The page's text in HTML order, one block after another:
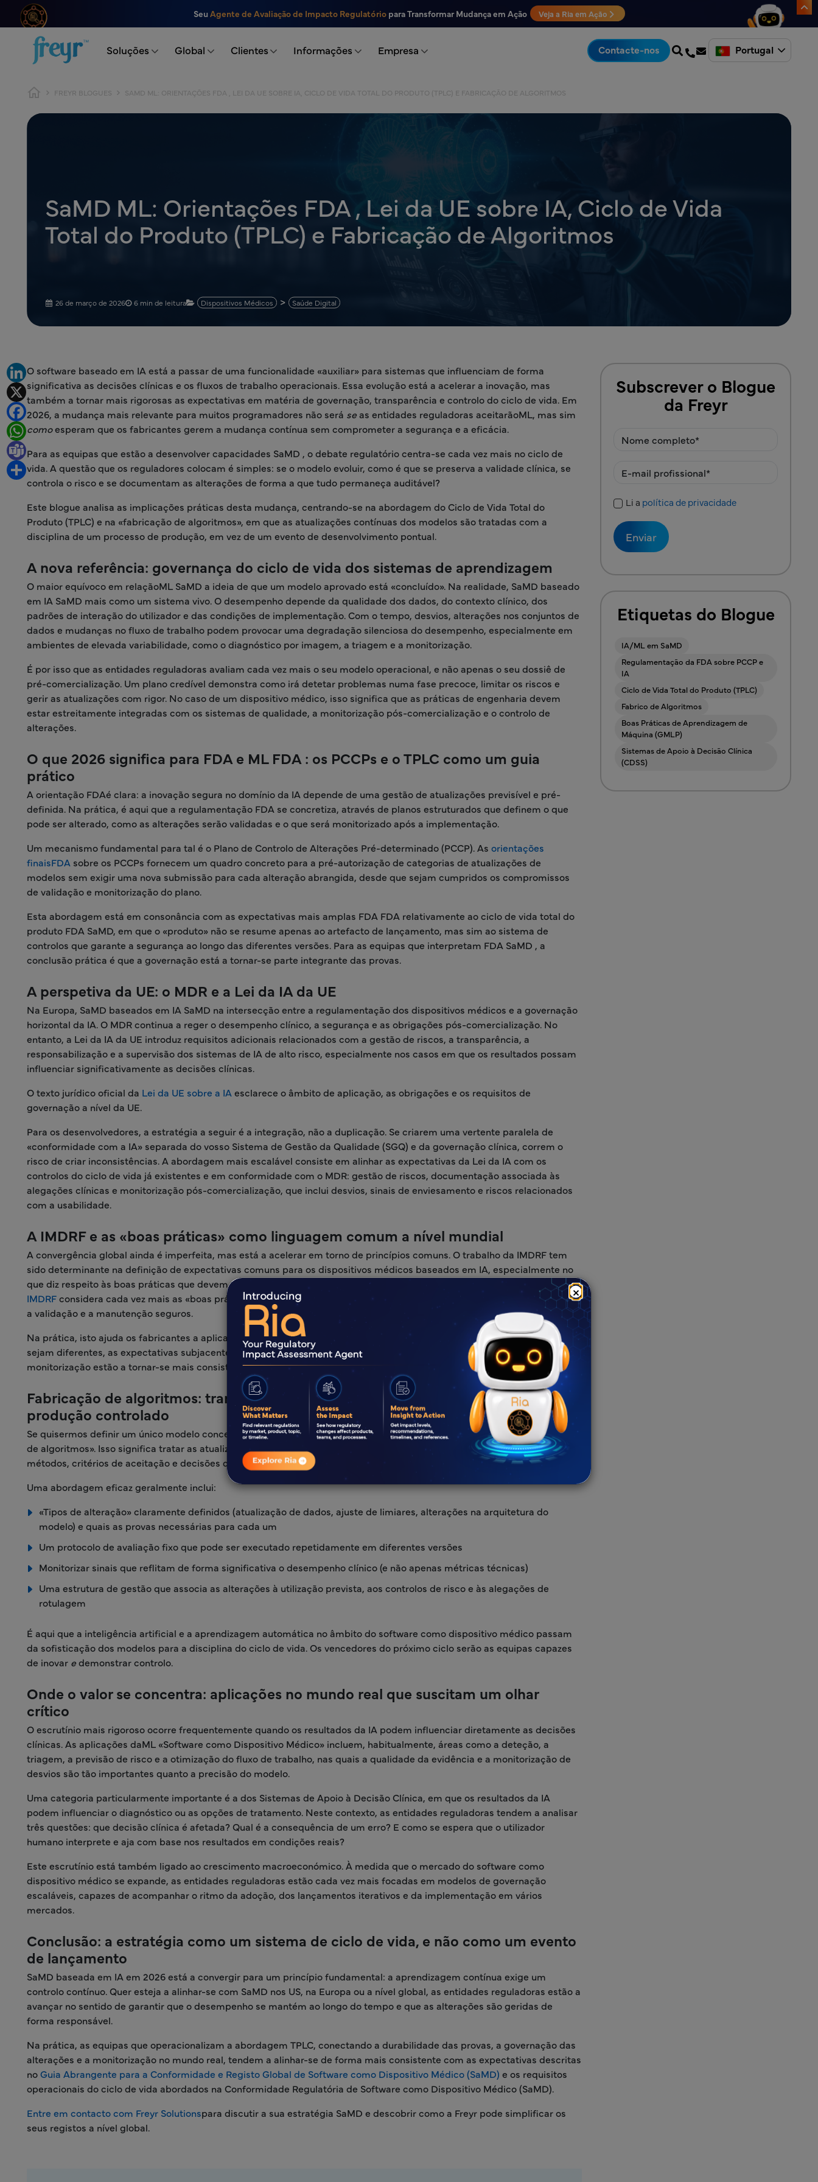
Saltar para o conteúdo principal
×
SeuAgente de Avaliação de Impacto Regulatóriopara Transformar Mudança em Ação Veja a Ria em Ação
Soluções Global Clientes Informações Empresa Contacte-nos Portugal
26 de março de 2026 6 min de leitura Dispositivos Médicos Saúde Digital
Caminho de navegação
FREYR BLOGUES SAMD ML: ORIENTAÇÕES FDA , LEI DA UE SOBRE IA, CICLO DE VIDA TOTAL DO PRODUTO (TPLC) E FABRICAÇÃO DE ALGORITMOS
SaMD ML: Orientações FDA , Lei da UE sobre IA, Ciclo de Vida
Total do Produto (TPLC) e Fabricação de Algoritmos
LinkedIn
X
Facebook
WhatsApp
Teams
Share
O software baseado em IA está a passar de uma funcionalidade «auxiliar» para sistemas que influenciam de forma
significativa as decisões clínicas e os fluxos de trabalho operacionais. Essa evolução está a acelerar a inovação, mas
também a tornar mais rigorosas as expectativas em matéria de governação, transparência e controlo do ciclo de vida. Em
2026, a mudança mais relevante para muitos programadores não será seas entidades reguladoras aceitarãoML, mas sim
comoesperam que os fabricantes gerem a mudança contínua sem comprometer a segurança e a eficácia.
Para as equipas que estão a desenvolver capacidades SaMD , o debate regulatório centra-se cada vez mais no ciclo de
vida. A questão que os reguladores colocam é simples: se o modelo evoluir, como é que se preserva a validade clínica, se
controla o risco e se documentam as alterações de forma a que tudo permaneça auditável?
Este blogue analisa as implicações práticas desta mudança, centrando-se na abordagem do Ciclo de Vida Total do
Produto (TPLC) e na «fabricação de algoritmos», em que as atualizações contínuas dos modelos são tratadas com a
disciplina de um processo de produção, em vez de um evento de desenvolvimento pontual.
A nova referência: governança do ciclo de vida dos sistemas de aprendizagem
O maior equívoco em relaçãoML SaMD a ideia de que um modelo aprovado está «concluído». Na realidade, SaMD baseado
em IA SaMD mais como um sistema vivo. O desempenho depende da qualidade dos dados, do contexto clínico, dos
padrões de interação do utilizador e das condições de implementação. Com o tempo, desvios, alterações nos conjuntos de
dados e mudanças no fluxo de trabalho podem provocar uma degradação silenciosa do desempenho, especialmente em
ambientes de elevada variabilidade, como o diagnóstico por imagem, a triagem e a monitorização.
É por isso que as entidades reguladoras avaliam cada vez mais o seu modelo operacional, e não apenas o seu dossiê de
pré-comercialização. Um plano credível demonstra como irá detetar problemas numa fase precoce, limitar os riscos e
gerir as atualizações com rigor. No caso de um dispositivo médico, isso significa que as práticas de engenharia devem
estar estreitamente integradas com os sistemas de qualidade, a monitorização pós-comercialização e o controlo de
alterações.
O que 2026 significa para FDA e ML FDA : os PCCPs e o TPLC como um guia
prático
A orientação FDAé clara: a inovação segura no domínio da IA depende de uma gestão de atualizações previsível e pré-
definida. Na prática, é aqui que a regulamentação FDA se concretiza, através de planos estruturados que definem o que
pode ser alterado, como as alterações serão validadas e o que será monitorizado após a implementação.
Um mecanismo fundamental para tal é o Plano de Controlo de Alterações Pré-determinado (PCCP). As orientações
finaisFDA sobre os PCCPs fornecem um quadro concreto para a pré-autorização de categorias de atualizações de
modelos sem exigir uma nova submissão para cada alteração abrangida, desde que sejam cumpridos os compromissos
de validação e monitorização do plano.
Esta abordagem está em consonância com as expectativas mais amplas FDA FDA relativamente ao ciclo de vida total do
produto FDA SaMD, em que o «produto» não se resume apenas ao artefacto de lançamento, mas sim ao sistema de
controlos que garante a segurança ao longo das diferentes versões. Para as equipas que interpretam FDA SaMD , a
conclusão prática é que a governação está a tornar-se parte integrante das provas.
A perspetiva da UE: o MDR e a Lei da IA da UE
Na Europa, SaMD baseados em IA SaMD na intersecção entre a regulamentação dos dispositivos médicos e a governação
horizontal da IA. O MDR continua a reger o desempenho clínico, a segurança e as obrigações pós-comercialização. No
entanto, a Lei da IA da UE introduz requisitos adicionais relacionados com a gestão de riscos, a transparência, a
responsabilização e a supervisão dos sistemas de IA de alto risco, especialmente nos casos em que os resultados possam
influenciar significativamente as decisões clínicas.
O texto jurídico oficial da Lei da UE sobre a IA esclarece o âmbito de aplicação, as obrigações e os requisitos de
governação a nível da UE.
Para os desenvolvedores, a estratégia a seguir é a integração, não a duplicação. Se criarem uma vertente paralela de
«conformidade com a IA» separada do vosso Sistema de Gestão da Qualidade (SGQ) e da governação clínica, correm o
risco de criar inconsistências. A abordagem mais escalável consiste em alinhar as expectativas da Lei da IA com os
controlos do ciclo de vida já existentes e em conformidade com o MDR: gestão de riscos, documentação associada às
alegações clínicas e monitorização pós-comercialização, que inclui desvios, sinais de enviesamento e riscos relacionados
com a usabilidade.
A IMDRF e as «boas práticas» como linguagem comum a nível mundial
A convergência global ainda é imperfeita, mas está a acelerar em torno de princípios comuns. O trabalho da IMDRF tem
sido determinante na definição de expectativas comuns para os dispositivos médicos baseados em IA, especialmente no
que diz respeito às boas práticas que devem ser aplicadas ao longo de todo o ciclo de vida. O ecossistema
IMDRFconsidera cada vez mais as «boas práticas de aprendizagem automática» como uma base para o desenvolvimento,
a validação e a manutenção seguros.
Na prática, isto ajuda os fabricantes a aplicar a estratégia em todas as regiões; mesmo que os formatos dos dossiês
sejam diferentes, as expectativas subjacentes em matéria de gestão de dados, rigor na avaliação e disciplina de
monitorização estão a tornar-se mais consistentes.
Fabricação de algoritmos: transformar atualizações de modelos num processo de
produção controlado
Se quisermos definir um único modelo conceptual para 2026, este seria SaMD baseado em IA, SaMD requer a «fabricação
de algoritmos». Isso significa tratar as atualizações dos modelos como um processo de produção controlado, com inputs,
métodos, critérios de aceitação e decisões de lançamento padronizados e passíveis de auditoria.
Uma abordagem eficaz geralmente inclui:
«Tipos de alteração» claramente definidos (atualização de dados, ajuste de limiares, alterações na arquitetura do
modelo) e quais as provas necessárias para cada um
Um protocolo de avaliação fixo que pode ser executado repetidamente em diferentes versões
Monitorizar sinais que reflitam de forma significativa o desempenho clínico (e não apenas métricas técnicas)
Uma estrutura de gestão que associa as alterações à utilização prevista, aos controlos de risco e às alegações de
rotulagem
É aqui que a inteligência artificial e a aprendizagem automática no âmbito do software como dispositivo médico passam
da sofisticação dos modelos para a disciplina do ciclo de vida. Os vencedores do próximo ciclo serão as equipas capazes
de inovar edemonstrar controlo.
Onde o valor se concentra: aplicações no mundo real que suscitam um olhar
crítico
O escrutínio mais rigoroso ocorre frequentemente quando os resultados da IA podem influenciar diretamente as decisões
clínicas. As aplicações daML «Software como Dispositivo Médico» incluem, habitualmente, áreas como a deteção, a
triagem, a previsão de risco e a otimização do fluxo de trabalho, nas quais a qualidade da evidência e a monitorização de
desvios são tão importantes quanto a precisão do modelo.
Uma categoria particularmente importante é a dos Sistemas de Apoio à Decisão Clínica, em que os resultados da IA
podem influenciar o diagnóstico ou as opções de tratamento. Neste contexto, as entidades reguladoras tendem a analisar
três questões: que decisão clínica é afetada? Qual é a consequência de um erro? E como se espera que o utilizador
humano interprete e aja com base nos resultados em condições reais?
Este escrutínio está também ligado ao crescimento macroeconómico. À medida que o mercado do software como
dispositivo médico se expande, as entidades reguladoras estão cada vez mais focadas em modelos de governação
escaláveis, capazes de acompanhar o ritmo da adoção, dos lançamentos iterativos e da implementação em vários
mercados.
Conclusão: a estratégia como um sistema de ciclo de vida, e não como um evento
de lançamento
SaMD baseada em IA em 2026 está a convergir para um princípio fundamental: a aprendizagem contínua exige um
controlo contínuo. Quer esteja a alinhar-se com SaMD nos US, na Europa ou a nível global, as entidades reguladoras estão a
avançar no sentido de garantir que o desempenho se mantém ao longo do tempo e que as alterações são geridas de
forma responsável.
Na prática, as equipas que operacionalizam a abordagem TPLC, conectando a durabilidade das provas, a governação das
alterações e a monitorização no mundo real, tendem a alinhar-se de forma mais consistente com as expectativas descritas
noGuia Abrangente para a Conformidade e Registo Global de Software como Dispositivo Médico (SaMD) e os requisitos
operacionais do ciclo de vida abordados na Conformidade Regulatória de Software como Dispositivo Médico (SaMD).
Entre em contacto com Freyr Solutionspara discutir a sua estratégia SaMD e descobrir como a Freyr pode simplificar os
seus registos a nível global.
Subscrever o Blogue
da Freyr
Política de Privacidade
Li a política de privacidade
Etiquetas do Blogue
IA/ML em SaMD
Regulamentação da FDA sobre PCCP e
IA
Ciclo de Vida Total do Produto (TPLC)
Fabrico de Algoritmos
Boas Práticas de Aprendizagem de
Máquina (GMLP)
Sistemas de Apoio à Decisão Clínica
(CDSS)